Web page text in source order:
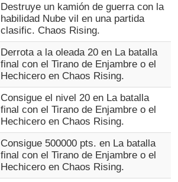
Destruye un kamión de guerra con la
habilidad Nube vil en una partida
clasific. Chaos Rising.
Derrota a la oleada 20 en La batalla
final con el Tirano de Enjambre o el
Hechicero en Chaos Rising.
Consigue el nivel 20 en La batalla
final con el Tirano de Enjambre o el
Hechicero en Chaos Rising.
Consigue 500000 pts. en La batalla
final con el Tirano de Enjambre o el
Hechicero en Chaos Rising.